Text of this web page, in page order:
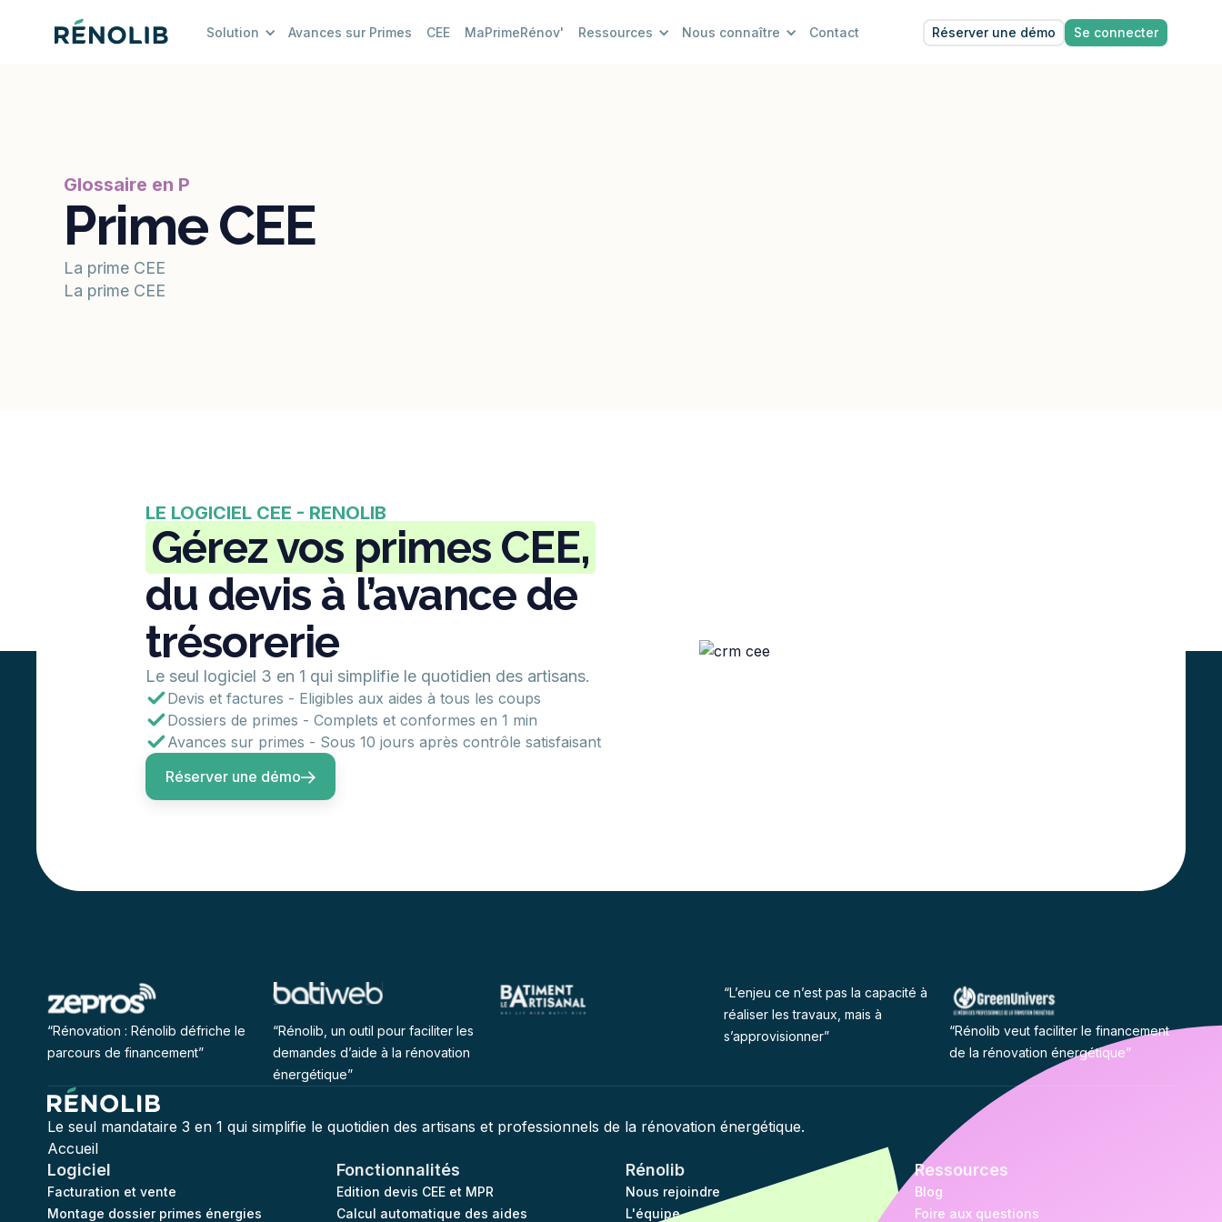
Solution Avances sur Primes CEE MaPrimeRénov' Ressources Nous connaître Contact Réserver une démo Se connecter
Glossaire en P
Prime CEE
La prime CEE
La prime CEE
LE LOGICIEL CEE - RENOLIB
Gérez vos primes CEE,
du devis à l’avance de
trésorerie
Le seul logiciel 3 en 1 qui simplifie le quotidien des artisans.
Devis et factures - Eligibles aux aides à tous les coups
Dossiers de primes - Complets et conformes en 1 min
Avances sur primes - Sous 10 jours après contrôle satisfaisant
Réserver une démo
“Rénovation : Rénolib défriche le
parcours de financement”
“Rénolib, un outil pour faciliter les
demandes d’aide à la rénovation
énergétique”
“L’enjeu ce n’est pas la capacité à
réaliser les travaux, mais à
s’approvisionner”
“Rénolib veut faciliter le financement
de la rénovation énergétique”
Le seul mandataire 3 en 1 qui simplifie le quotidien des artisans et professionnels de la rénovation énergétique.
Accueil
Logiciel
Facturation et vente
Montage dossier primes énergies
Fonctionnalités
Edition devis CEE et MPR
Calcul automatique des aides
Rénolib
Nous rejoindre
L'équipe
Ressources
Blog
Foire aux questions